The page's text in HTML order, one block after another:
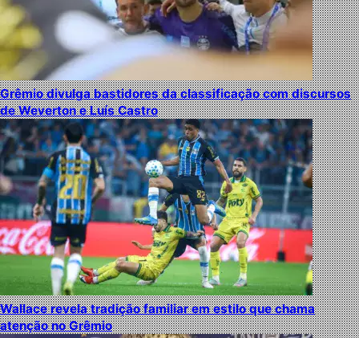
Grêmio divulga bastidores da classificação com discursos
de Weverton e Luís Castro
Wallace revela tradição familiar em estilo que chama
atenção no Grêmio